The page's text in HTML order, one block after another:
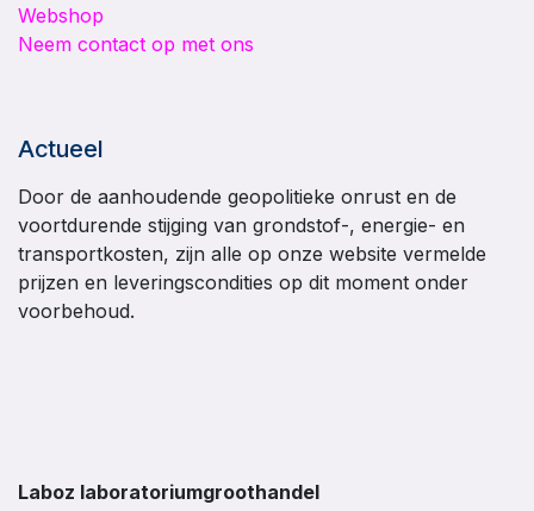
Webshop
Neem contact op met ons
Actueel
Door de aanhoudende geopolitieke onrust en de
voortdurende stijging van grondstof-, energie- en
transportkosten, zijn alle op onze website vermelde
prijzen en leveringscondities op dit moment onder
voorbehoud.
Laboz laboratoriumgroothandel